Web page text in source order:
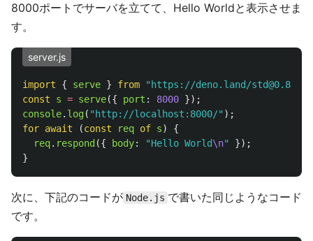
8000ポートでサーバを立てて、Hello Worldと表示させま
す。
server.js
import { serve } from " https://deno.land/
const
s = serve({ port : 8000 });
console. log( " http://localhost:8000/" );
for await (const req of s)
{
req. respond ({ body: "Hello World\n"
});
}
次に、下記のコードが Node.js で書いた同じようなコード
です。